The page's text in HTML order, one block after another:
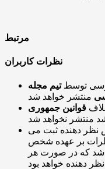
مرتبط
نظرات کاربران
توسطتیم مجله
قوانین جمهوری
نظر دهنده ثبت می
بر عهده شخص
که در صورت هر